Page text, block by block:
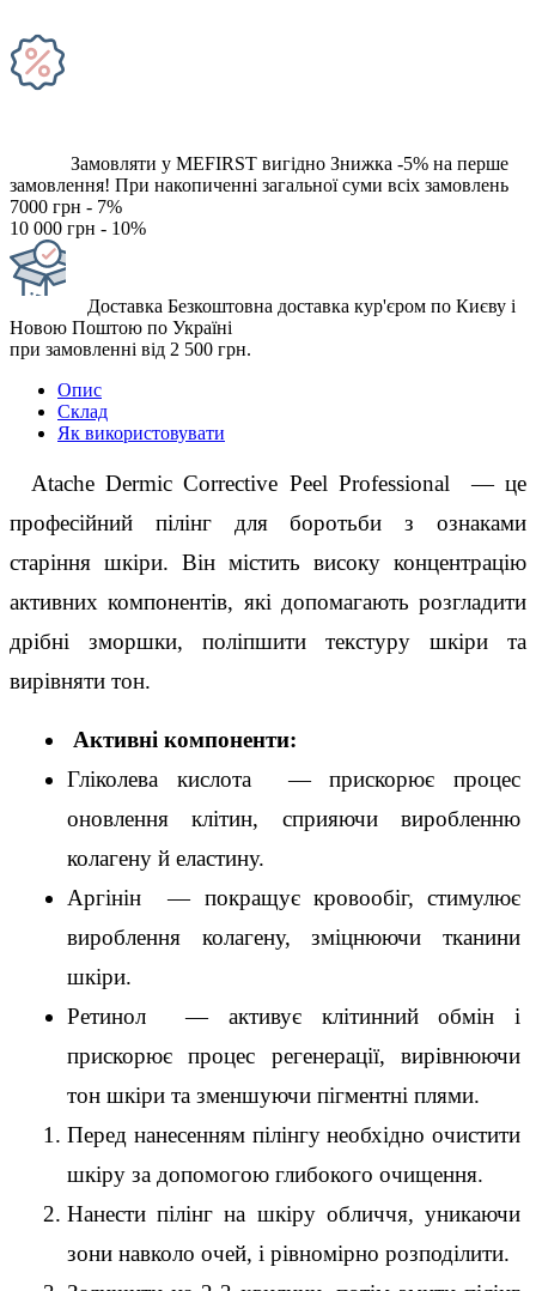
Замовляти у MEFIRST вигідно Знижка -5% на перше
замовлення! При накопиченні загальної суми всіх замовлень
7000 грн - 7%
10 000 грн - 10%
Доставка Безкоштовна доставка кур'єром по Києву і
Новою Поштою по Україні
при замовленні від 2 500 грн.
Опис
Склад
Як використовувати
Atache Dermic Corrective Peel Professional  — це
професійний пілінг для боротьби з ознаками
старіння шкіри. Він містить високу концентрацію
активних компонентів, які допомагають розгладити
дрібні зморшки, поліпшити текстуру шкіри та
вирівняти тон.
Активні компоненти:
Гліколева кислота  — прискорює процес
оновлення клітин, сприяючи виробленню
колагену й еластину.
Аргінін  — покращує кровообіг, стимулює
вироблення колагену, зміцнюючи тканини
шкіри.
Ретинол  — активує клітинний обмін і
прискорює процес регенерації, вирівнюючи
тон шкіри та зменшуючи пігментні плями.
Перед нанесенням пілінгу необхідно очистити
шкіру за допомогою глибокого очищення.
Нанести пілінг на шкіру обличчя, уникаючи
зони навколо очей, і рівномірно розподілити.